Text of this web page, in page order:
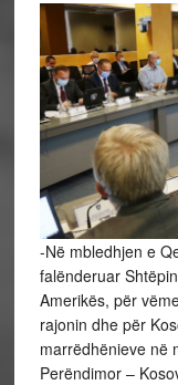
-Në mbledhjen e
falënderuar
Amerikës, për
rajonin dhe për
marrëdhënieve në
Perëndimor –